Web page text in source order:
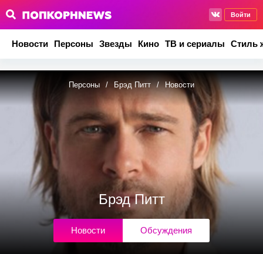
Войти
Новости Персоны Звезды Кино ТВ и сериалы Стиль
Персоны / Брэд Питт / Новости
Брэд Питт
Новости Обсуждения